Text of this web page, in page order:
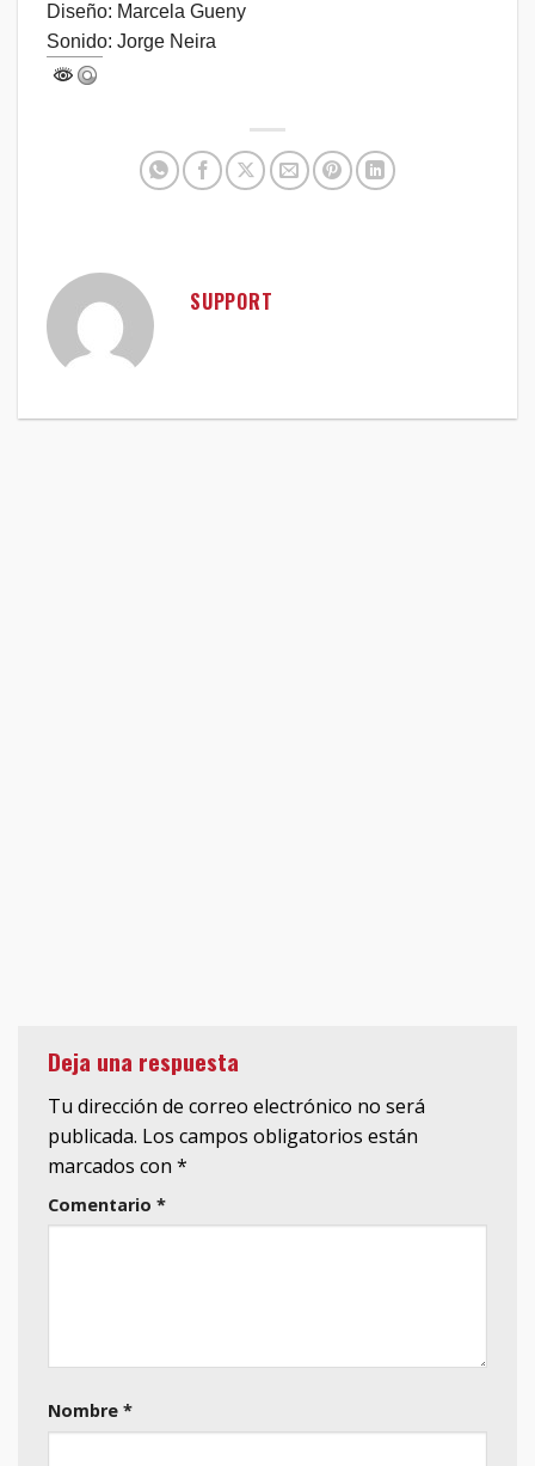
Diseño: Marcela Gueny
Sonido: Jorge Neira
SUPPORT
Deja una respuesta
Tu dirección de correo electrónico no será
publicada. Los campos obligatorios están
marcados con *
Comentario *
Nombre *